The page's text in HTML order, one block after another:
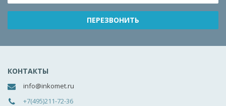
КОНТАКТЫ
info@inkomet.ru
+7(495)211-72-36